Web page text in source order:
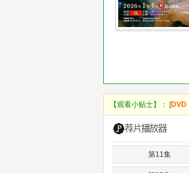
【观看小贴士】： [DVD
第11集